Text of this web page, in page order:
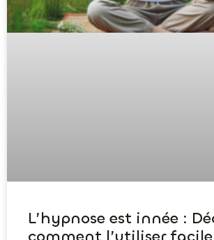
L’hypnose est innée :